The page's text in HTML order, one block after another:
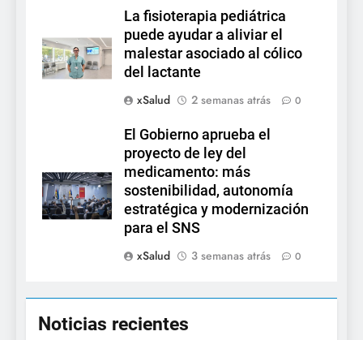
La fisioterapia pediátrica
puede ayudar a aliviar el
malestar asociado al cólico
del lactante
xSalud
2 semanas atrás 0
El Gobierno aprueba el
proyecto de ley del
medicamento: más
sostenibilidad, autonomía
estratégica y modernización
para el SNS
xSalud
3 semanas atrás 0
Noticias recientes